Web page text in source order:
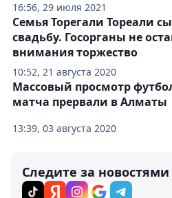
16:56, 29 июля 2021
10:52, 21 августа 2020
Семья Торегали Тореали
свадьбу. Госорганы не
внимания торжество
13:39, 03 августа 2020
Массовый просмотр
матча прервали в Алматы
Следите за